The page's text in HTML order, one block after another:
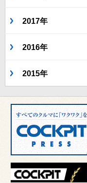
2017年
2016年
2015年